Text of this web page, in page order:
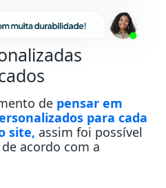
de pensar em
para cada
site, assim foi possível
acordo com a